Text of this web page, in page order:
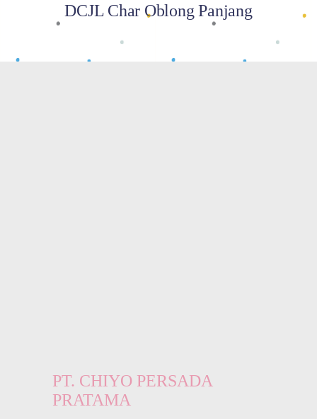
DCJL Char Oblong Panjang
PT. CHIYO PERSADA
PRATAMA